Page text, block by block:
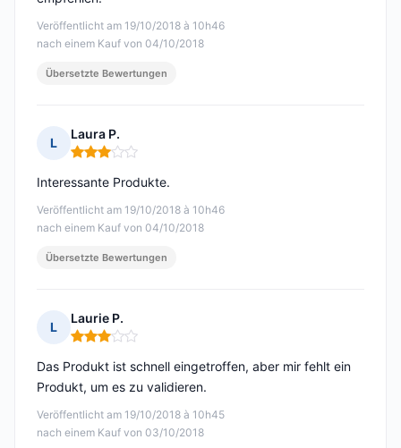
Veröffentlicht am 19/10/2018 à 10h46
nach einem Kauf von 04/10/2018
Übersetzte Bewertungen
L
Laura P.
Hinweis: 3 von 5
Veröffentlicht am 19/10/2018 à 10h46
nach einem Kauf von 04/10/2018
Interessante Produkte.
Übersetzte Bewertungen
L
Laurie P.
Hinweis: 3 von 5
Veröffentlicht am 19/10/2018 à 10h45
nach einem Kauf von 03/10/2018
Das Produkt ist schnell eingetroffen, aber mir fehlt ein
Produkt, um es zu validieren.